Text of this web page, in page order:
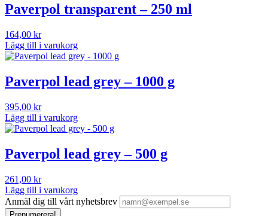
Paverpol transparent – 250 ml
164,00 kr
Lägg till i varukorg
Paverpol lead grey – 1000 g
395,00 kr
Lägg till i varukorg
Paverpol lead grey – 500 g
261,00 kr
Lägg till i varukorg
Anmäl dig till vårt nyhetsbrev